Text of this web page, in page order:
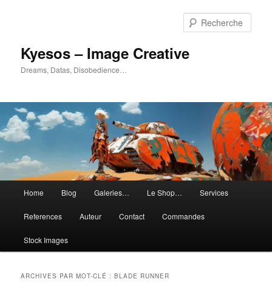
Kyesos – Image Creative
Dreams, Datas, Disobedience…
principal
Home Blog Galeries… Le Shop… Services
References Auteur Contact Commandes
Stock Images
ARCHIVES PAR MOT-CLÉ :BLADE RUNNER